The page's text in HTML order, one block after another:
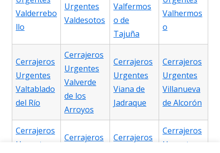
Valderrebo
llo
Urgentes
Valdesotos
Valfermos
o de
Tajuña
Valhermos
o
Cerrajeros
Urgentes
Valtablado
del Río
Cerrajeros
Urgentes
Valverde
de los
Arroyos
Cerrajeros
Urgentes
Viana de
Jadraque
Cerrajeros
Urgentes
Villanueva
de Alcorón
Cerrajeros
Urgentes
Cerrajeros
Cerrajeros
Cerrajeros
Urgentes